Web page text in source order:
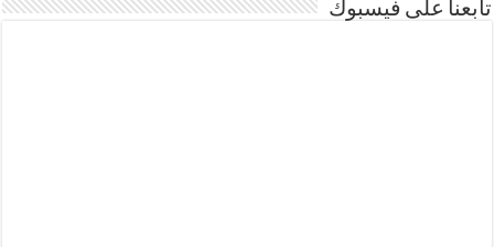
تابعنا على فيسبوك